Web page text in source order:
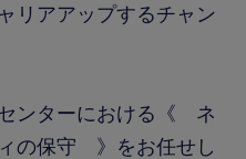
リアアップするチャン
ンターにおける《 ネ
の保守 》をお任せし